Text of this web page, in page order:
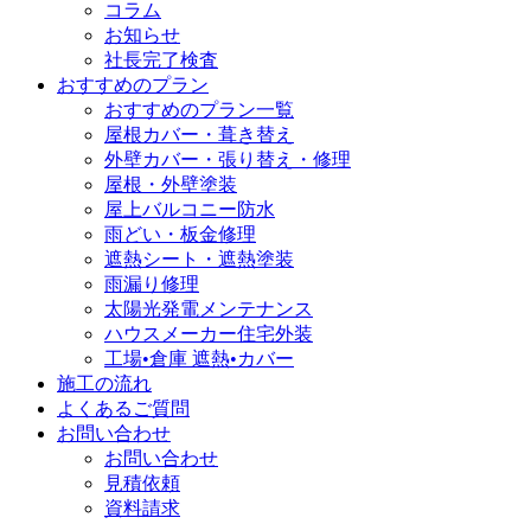
コラム
お知らせ
社長完了検査
おすすめのプラン
おすすめのプラン一覧
屋根カバー・葺き替え
外壁カバー・張り替え・修理
屋根・外壁塗装
屋上バルコニー防水
雨どい・板金修理
遮熱シート・遮熱塗装
雨漏り修理
太陽光発電メンテナンス
ハウスメーカー住宅外装
工場•倉庫 遮熱•カバー
施工の流れ
よくあるご質問
お問い合わせ
お問い合わせ
見積依頼
資料請求